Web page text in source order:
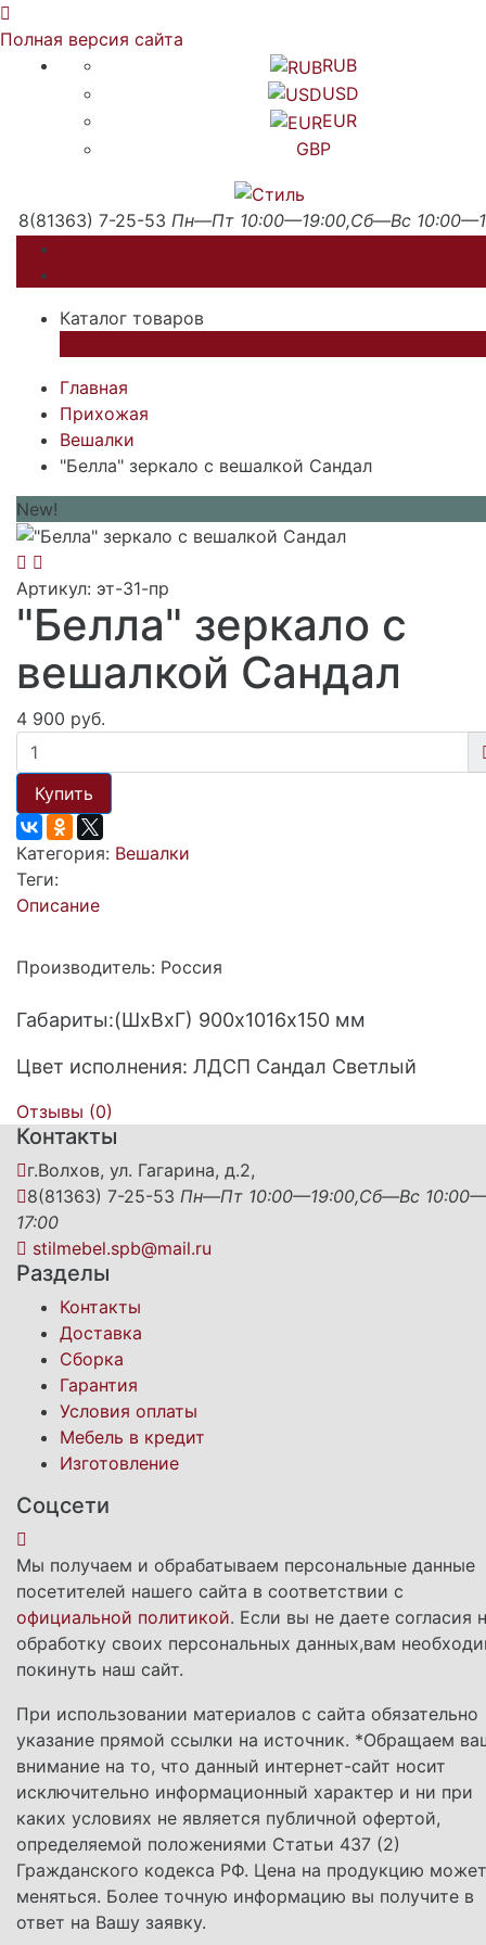
Полная версия сайта
RUB
USD
EUR
GBP
8(81363) 7-25-53 Пн—Пт 10:00—19:00,Сб—Вс
Каталог товаров
Главная
Прихожая
Вешалки
"Белла" зеркало с вешалкой Сандал
New!
Артикул: эт-31-пр
"Белла" зеркало с
вешалкой Сандал
4 900 руб.
Купить
Категория: Вешалки
Теги:
Описание
Производитель: Россия
Габариты:(ШхВхГ) 900х1016х150 мм
Цвет исполнения: ЛДСП Сандал Светлый
Отзывы (0)
Контакты
г.Волхов, ул. Гагарина, д.2,
8(81363) 7-25-53 Пн—Пт 10:00—19:00,Сб—Вс 10:00—
17:00
stilmebel.spb@mail.ru
Разделы
Контакты
Доставка
Сборка
Гарантия
Условия оплаты
Мебель в кредит
Изготовление
Соцсети
Мы получаем и обрабатываем персональные данные
посетителей нашего сайта в соответствии с
официальной политикой. Если вы не даете согласия
обработку своих персональных данных,вам
покинуть наш сайт.
При использовании материалов с сайта обязательно
указание прямой ссылки на источник. *Обращаем
внимание на то, что данный интернет-сайт носит
исключительно информационный характер и ни при
каких условиях не является публичной офертой,
определяемой положениями Статьи 437 (2)
Гражданского кодекса РФ. Цена на продукцию может
меняться. Более точную информацию вы получите в
ответ на Вашу заявку.